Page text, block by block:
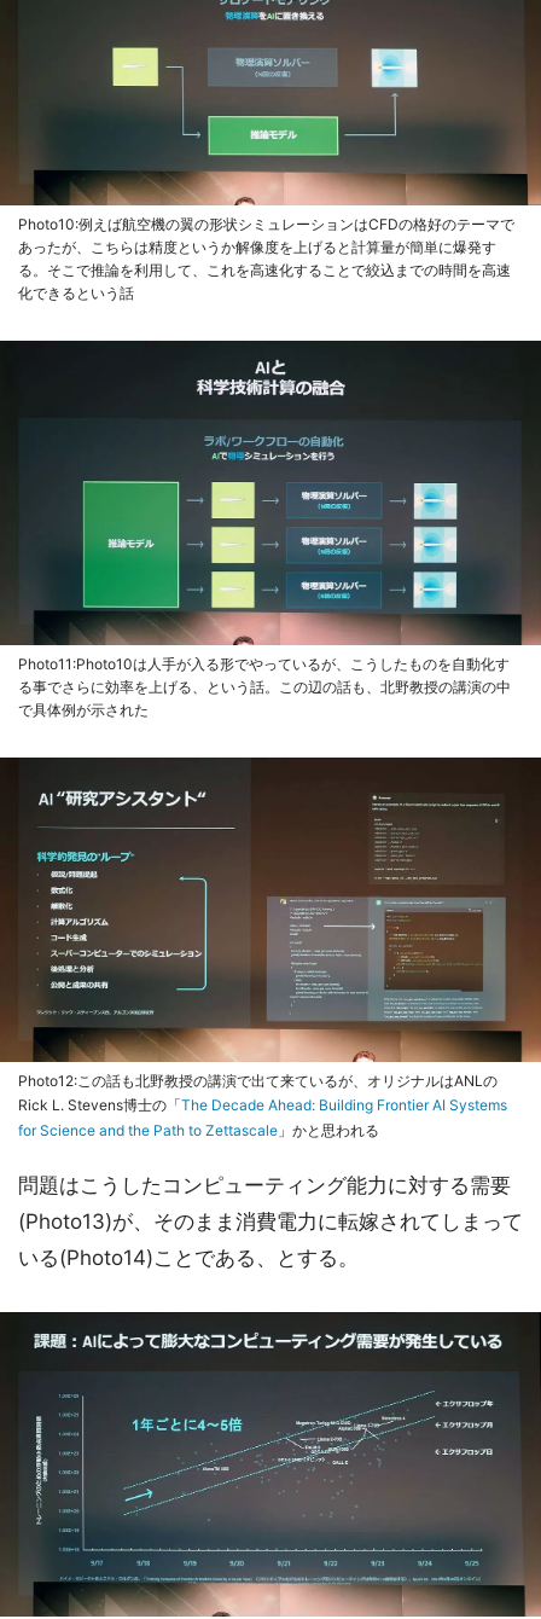
Photo10:例えば航空機の翼の形状シミュレーションはCFDの格好のテーマで
あったが、こちらは精度というか解像度を上げると計算量が簡単に爆発す
る。そこで推論を利用して、これを高速化することで絞込までの時間を高速
化できるという話
Photo11:Photo10は人手が入る形でやっているが、こうしたものを自動化す
る事でさらに効率を上げる、という話。この辺の話も、北野教授の講演の中
で具体例が示された
Photo12:この話も北野教授の講演で出て来ているが、オリジナルはANLの
Rick L. Stevens博士の「The Decade Ahead: Building Frontier AI Systems
for Science and the Path to Zettascale 」かと思われる
問題はこうしたコンピューティング能力に対する需要
(Photo13)が、そのまま消費電力に転嫁されてしまって
いる(Photo14)ことである、とする。